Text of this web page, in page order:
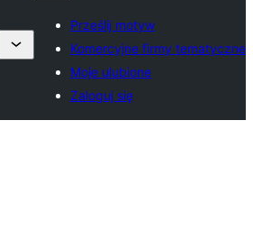
Prześlij motyw
Komercyjne firmy tematyczne
Moje ulubione
Zaloguj się